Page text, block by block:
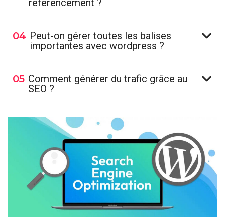
référencement ?
04 Peut-on gérer toutes les balises
importantes avec wordpress ?
05 Comment générer du trafic grâce au
SEO ?